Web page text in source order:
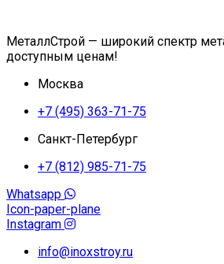
МеталлСтрой — широкий спектр
доступным ценам!
Москва
+7 (495) 363-71-75
Санкт-Петербург
+7 (812) 985-71-75
Whatsapp
Icon-paper-plane
Instagram
info@inoxstroy.ru